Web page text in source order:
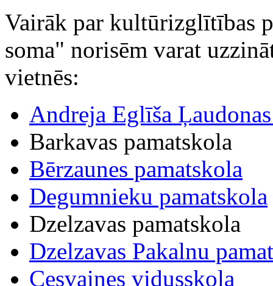
Vairāk par kultūrizglītības
soma" norisēm varat
vietnēs:
Andreja Eglīša
Barkavas pamatskola
Bērzaunes pamatskola
Degumnieku pamatskola
Dzelzavas pamatskola
Dzelzavas Pakalnu
Cesvaines vidusskola